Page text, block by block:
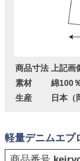
商品寸法
上記
素材
綿100
生産
日本（
軽量デニムエプ